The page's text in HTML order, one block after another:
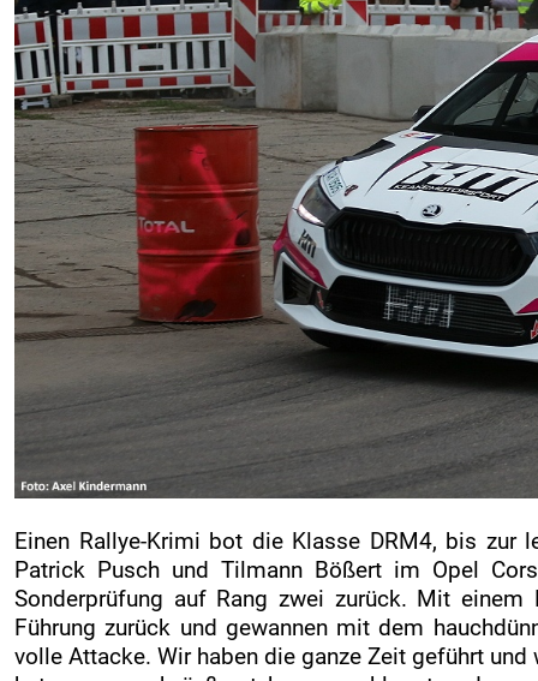
Einen Rallye-Krimi bot die Klasse DRM4, bis zur
Patrick Pusch und Tilmann Bößert im Opel
Sonderprüfung auf Rang zwei zurück. Mit
Führung zurück und gewannen mit dem
volle Attacke. Wir haben die ganze Zeit geführt